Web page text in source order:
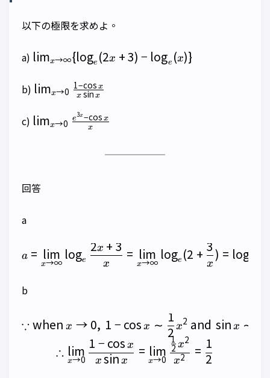
以下の極限を求めよ。
a) \lim_{x\to\infty}\
{ \log_e(2x+3)-
\log_e(x) \}
limx→∞{loge (2x +3) − loge (x)}
b) \lim_{x\to
0}\frac{1-
\cos x}
{x\sin x}
limx→0 x sin x
1−cos x
c) \lim_{x\to
0}\frac{e^{3x}-
limx→0 x
e3x−cos x
回答
a
a=\lim_{x \to
a =
x→∞
lim loge x
2x + 3 =
x→∞
lim loge (2 +
x
3) = log
b
\because \text{when } x
∵whenx → 0, 1 − cos x ∼ 2
1
x2 and sin x ∼
∴ x→0
lim
x sinx
1 − cos x =
x→0
lim
x2
2
1 x2
= 2
1